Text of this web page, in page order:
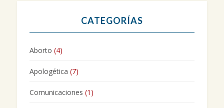
CATEGORÍAS
Aborto (4)
Apologética (7)
Comunicaciones (1)